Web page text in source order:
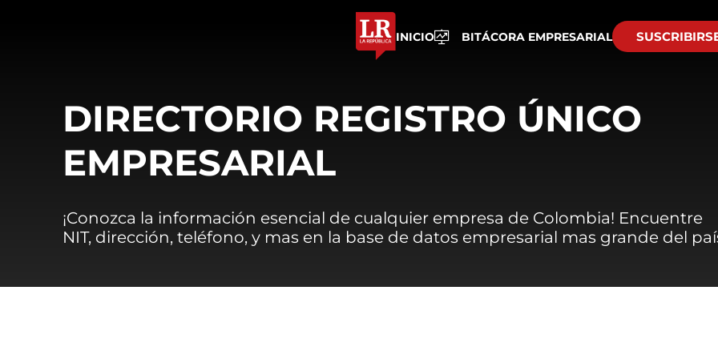
INICIO BITÁCORA EMPRESARIAL
DIRECTORIO REGISTRO ÚNICO
EMPRESARIAL
¡Conozca la información esencial de cualquier empresa de Colombia! Encuentre
NIT, dirección, teléfono, y mas en la base de datos empresarial mas grande del